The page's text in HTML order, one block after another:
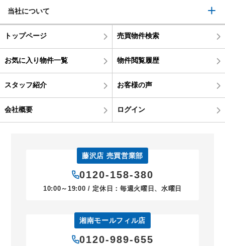
当社について
トップページ 売買物件検索
お気に入り物件一覧 物件閲覧履歴
スタッフ紹介 お客様の声
会社概要 ログイン
藤沢店 売買営業部
0120-158-380
10:00～19:00 / 定休日：毎週火曜日、水曜日
湘南モールフィル店
0120-989-655